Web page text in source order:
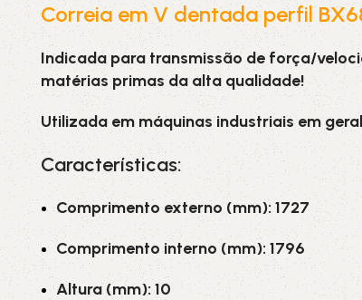
Correia em V dentada perfil
Indicada para transmissão de força/
matérias primas da alta qualidade!
Utilizada em máquinas industriais em
Características:
Comprimento externo (mm): 1727
Comprimento interno (mm): 1796
Altura (mm): 10